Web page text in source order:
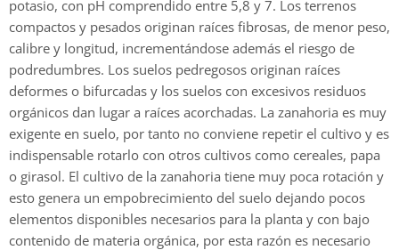
potasio, con pH comprendido entre 5,8 y 7. Los terrenos
compactos y pesados originan raíces fibrosas, de menor peso,
calibre y longitud, incrementándose además el riesgo de
podredumbres. Los suelos pedregosos originan raíces
deformes o bifurcadas y los suelos con excesivos residuos
orgánicos dan lugar a raíces acorchadas. La zanahoria es muy
exigente en suelo, por tanto no conviene repetir el cultivo y es
indispensable rotarlo con otros cultivos como cereales, papa
o girasol. El cultivo de la zanahoria tiene muy poca rotación y
esto genera un empobrecimiento del suelo dejando pocos
elementos disponibles necesarios para la planta y con bajo
contenido de materia orgánica, por esta razón es necesario